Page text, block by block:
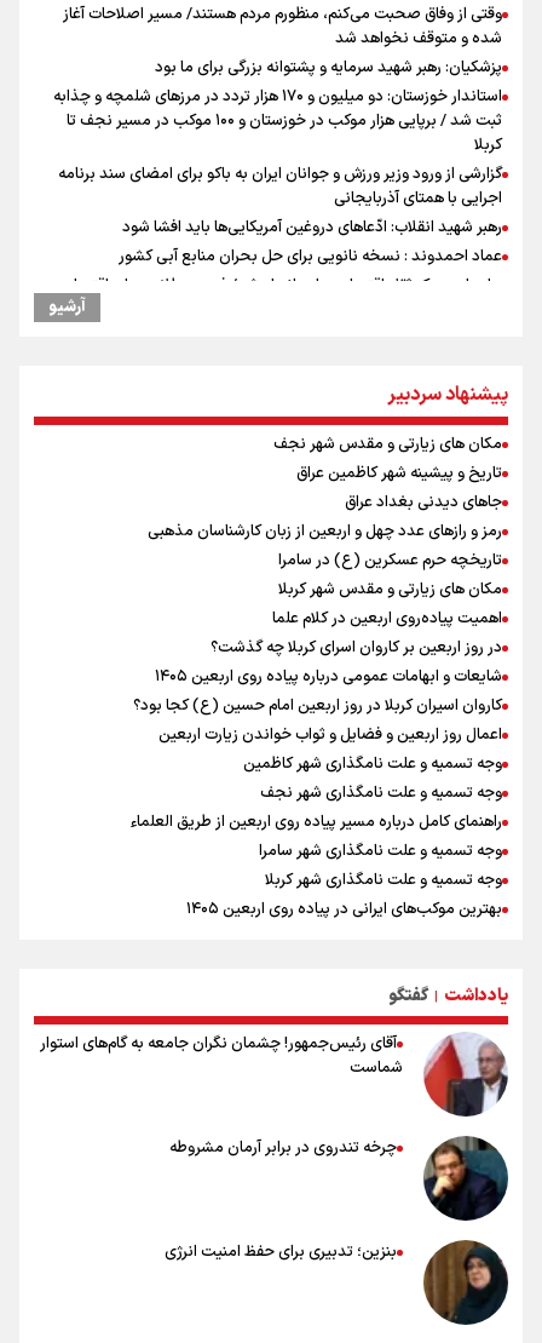
وقتی از وفاق صحبت می‌کنم، منظورم مردم هستند/ مسیر اصلاحات آغاز
شده و متوقف نخواهد شد
پزشکیان: رهبر شهید سرمایه و پشتوانه بزرگی برای ما بود
استاندار خوزستان: دو میلیون و ۱۷۰ هزار تردد در مرزهای شلمچه و چذابه
ثبت شد / برپایی هزار موکب در خوزستان و ۱۰۰ موکب در مسیر نجف تا
کربلا
گزارشی از ورود وزیر ورزش و جوانان ایران به باکو برای امضای سند برنامه
اجرایی با همتای آذربایجانی
رهبر شهید انقلاب: ادّعاهای دروغین آمریکایی‌ها باید افشا شود
عماد احمدوند : نسخه نانویی برای حل بحران منابع آبی کشور
جابجایی مرکز ثقل اقتصاد جهان انجام شد/ فرصت طلایی برای اقتصاد
تمرین تئاتر واگن ۱۵۰
کانادا دو مظنون تیراندازی در نزدیکی کنسولگری آمریکا را بازداشت کرد
توافق دنیامالی و همتای آذربایجانی برای گسترش همکاری‌های ورزش و
جوانان ایران و جمهوری آذربایجان/ امضای سند همکاری سه‌ساله فصل
تازه‌ای در روابط ورزشی دو کشور
نصیری: امیدوارم با خوشرنگ‌ترین مدال‌ها به ایران برگردیم/ حضور شهاب
حسینی در اردو به تیم انگیزه می‌دهد/ امیدوارم پرسپولیس فصل موفقی
داشته باشد
افزایش تعداد قربانیان تیراندازی در مدرسه تایلندی
دانیال شه‌بخش: اردوی ازبکستان کیفیت فنی تیم ملی را بالا برد/ برای
مدال ناگویا باید قهرمانان جهان و المپیک را شکست دهیم
میان صعود و سقوط
آرشیو
پیشنهاد سردبیر
مکان های زیارتی و مقدس شهر نجف
تاریخ و پیشینه شهر کاظمین عراق
جاهای دیدنی بغداد عراق
رمز و رازهای عدد چهل و اربعین از زبان کارشناسان مذهبی
تاریخچه حرم عسکرین (ع) در سامرا
مکان های زیارتی و مقدس شهر کربلا
اهمیت پیاده‌روی اربعین در کلام علما
در روز اربعین بر کاروان اسرای کربلا چه گذشت؟
شایعات و ابهامات عمومی درباره پیاده روی اربعین ۱۴۰۵
کاروان اسیران کربلا در روز اربعین امام حسین (ع) کجا بود؟
اعمال روز اربعین و فضایل و ثواب خواندن زیارت اربعین
وجه تسمیه و علت نامگذاری شهر کاظمین
وجه تسمیه و علت نامگذاری شهر نجف
راهنمای کامل درباره مسیر پیاده روی اربعین از طریق العلماء
وجه تسمیه و علت نامگذاری شهر سامرا
وجه تسمیه و علت نامگذاری شهر کربلا
بهترین موکب‌های ایرانی در پیاده روی اربعین ۱۴۰۵
۲۰ نکته دوستانه درباره پیاده روی اربعین و عراقی ها
یادداشت | گفتگو
آقای رئیس‌جمهور! چشمان نگران جامعه به گام‌های استوار
شماست
چرخه تندروی در برابر آرمان مشروطه
بنزین؛ تدبیری برای حفظ امنیت انرژی